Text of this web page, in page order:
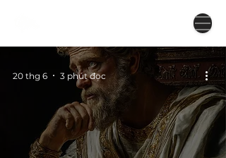
20 thg 6 3 phút đọc